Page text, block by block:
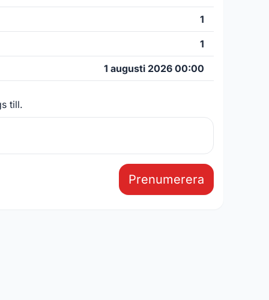
1
1
1 augusti 2026 00:00
till.
Prenumerera